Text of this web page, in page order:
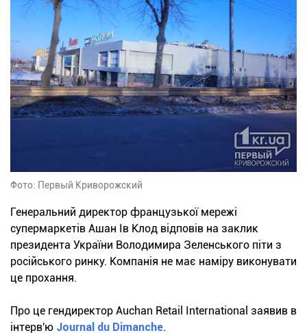
Фото: Первый Криворожский
Генеральний директор французької мережі
супермаркетів Ашан Ів Клод відповів на заклик
президента України Володимира Зеленського піти з
російського ринку. Компанія не має наміру виконувати
це прохання.
Про це гендиректор Auchan Retail International заявив в
інтерв'ю Journal du Dimanche.